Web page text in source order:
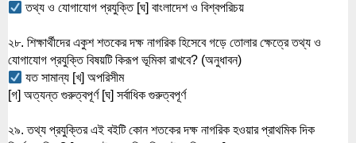
তথ্য ও যোগাযোগ প্রযুক্তি [ঘ] বাংলাদেশ ও বিশ্বপরিচয়
২৮. শিক্ষার্থীদের একুশ শতকের দক্ষ নাগরিক হিসেবে গড়ে তোলার ক্ষেত্রে তথ্য ও
যোগাযোগ প্রযুক্তি বিষয়টি কিরূপ ভূমিকা রাখবে? (অনুধাবন)
যত সামান্য [খ] অপরিসীম
[গ] অত্যন্ত গুরুত্বপূর্ণ [ঘ] সর্বাধিক গুরুত্বপূর্ণ
২৯. তথ্য প্রযুক্তির এই বইটি কোন শতকের দক্ষ নাগরিক হওয়ার প্রাথমিক দিক